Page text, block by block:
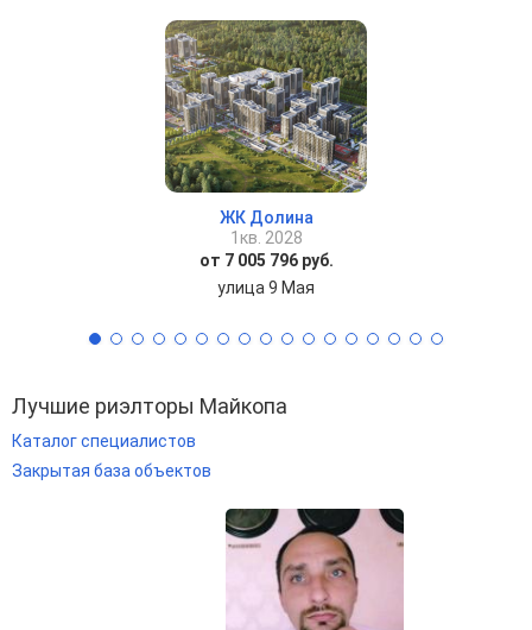
ЖК Долина
1кв. 2028
от 7 005 796 руб.
улица 9 Мая
Лучшие риэлторы Майкопа
Каталог специалистов
Закрытая база объектов